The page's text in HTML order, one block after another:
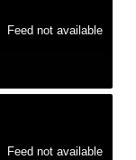
Feed not available
Feed not available